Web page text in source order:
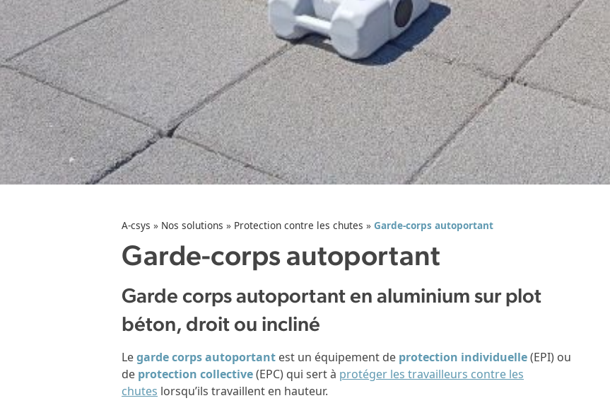
A-csys » Nos solutions » Protection contre les chutes » Garde-corps autoportant
Garde-corps autoportant
Garde corps autoportant en aluminium sur plot
béton, droit ou incliné
Legarde corps autoportant est un équipement de protection individuelle(EPI) ou
de protection collective(EPC) qui sert à protéger les travailleurs contre les
chutes lorsqu’ils travaillent en hauteur.